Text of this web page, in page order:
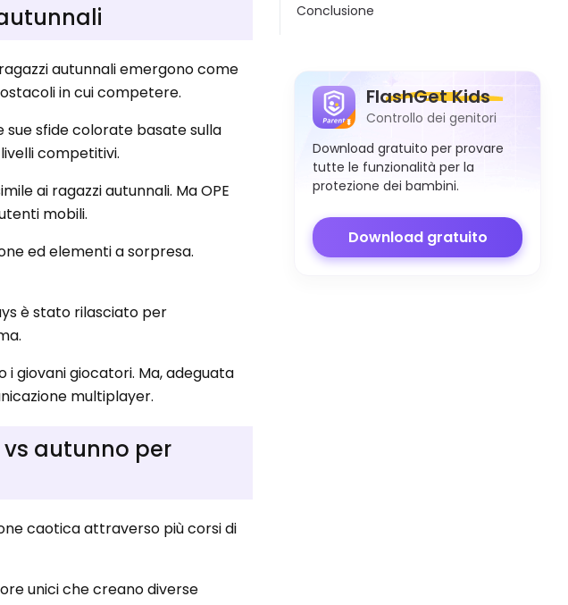
autunnali emergono come
in cui competere.
sue sfide colorate basate sulla
competitivi.
ai ragazzi autunnali. Ma OPE
mobili.
ed elementi a sorpresa.
è stato rilasciato per
giovani giocatori. Ma, adeguata
multiplayer.
autunno per
caotica attraverso più corsi di
unici che creano diverse
Conclusione
FlashGet Kids
Controllo dei genitori
Download gratuito per provare
tutte le funzionalità per la
protezione dei bambini.
Download gratuito